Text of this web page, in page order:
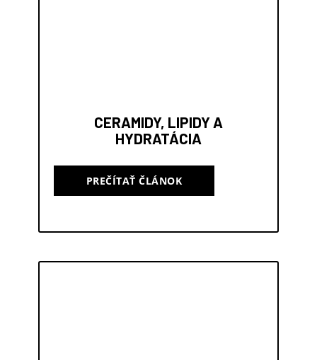
CERAMIDY, LIPIDY A
HYDRATÁCIA
PREČÍTAŤ ČLÁNOK